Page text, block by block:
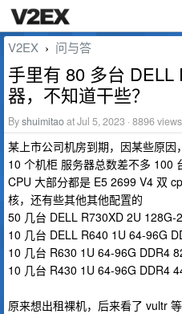
V2EX › 问与答
手里有 80 多台 DELL
器，不知道干些？
Byshuimitaoat Jul 5, 2023 · 8896 views
某上市公司机房到期，因某些原因
10 个机柜 服务器总数差不多 100
CPU 大部分都是 E5 2699 V4 双
核，还有些其他其他配置的
50 几台 DELL R730XD 2U
10 几台 DELL R640 1U 64-96G
10 几台 R630 1U 64-96G DDR4
10 几台 R430 1U 64-96G DDR4
原来想出租裸机，后来看了 vultr